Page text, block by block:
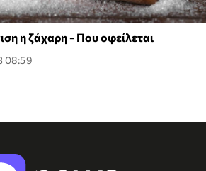
η ζάχαρη - Που οφείλεται
08:59